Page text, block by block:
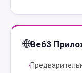
🌐Веб3
›